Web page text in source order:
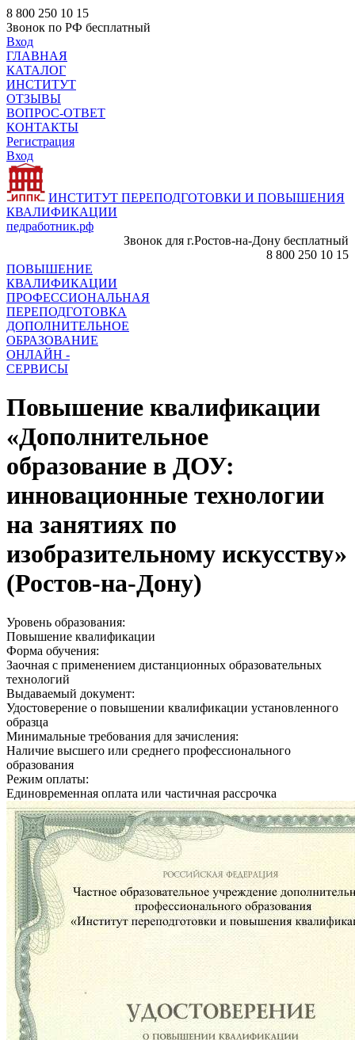
8 800 250 10 15
Звонок по РФ бесплатный
Вход
ГЛАВНАЯ
КАТАЛОГ
ИНСТИТУТ
ОТЗЫВЫ
ВОПРОС-ОТВЕТ
КОНТАКТЫ
Регистрация
Вход
ИНСТИТУТ ПЕРЕПОДГОТОВКИ И ПОВЫШЕНИЯ
КВАЛИФИКАЦИИ
педработник.рф
Звонок для г.Ростов-на-Дону бесплатный
8 800 250 10 15
ПОВЫШЕНИЕ
КВАЛИФИКАЦИИ
ПРОФЕССИОНАЛЬНАЯ
ПЕРЕПОДГОТОВКА
ДОПОЛНИТЕЛЬНОЕ
ОБРАЗОВАНИЕ
ОНЛАЙН -
СЕРВИСЫ
Повышение квалификации
«Дополнительное
образование в ДОУ:
инновационные технологии
на занятиях по
изобразительному искусству»
(Ростов-на-Дону)
Уровень образования:
Повышение квалификации
Форма обучения:
Заочная с применением дистанционных образовательных
технологий
Выдаваемый документ:
Удостоверение о повышении квалификации установленного
образца
Минимальные требования для зачисления:
Наличие высшего или среднего профессионального
образования
Режим оплаты:
Единовременная оплата или частичная рассрочка